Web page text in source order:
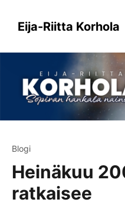
sisältöönEija-Riitta Korhola
Blogi
Heinäkuu
ratkaisee